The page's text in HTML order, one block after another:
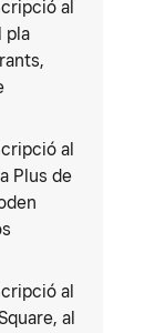
al
pla
al
Plus de
al
al